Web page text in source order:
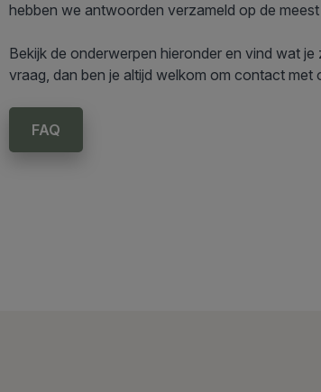
hebben we antwoorden verzameld op de
Bekijk de onderwerpen hieronder en vind wat
vraag, dan ben je altijd welkom om contact met
FAQ